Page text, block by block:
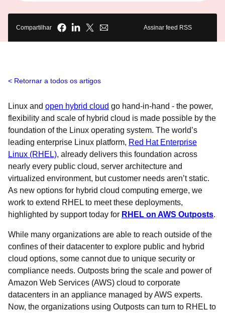
Compartilhar Assinar feed RSS
Retornar a todos os artigos
Linux and open hybrid cloud go hand-in-hand - the power,
flexibility and scale of hybrid cloud is made possible by the
foundation of the Linux operating system. The world’s
leading enterprise Linux platform, Red Hat Enterprise
Linux (RHEL), already delivers this foundation across
nearly every public cloud, server architecture and
virtualized environment, but customer needs aren’t static.
As new options for hybrid cloud computing emerge, we
work to extend RHEL to meet these deployments,
highlighted by support today for RHEL on AWS Outposts.
While many organizations are able to reach outside of the
confines of their datacenter to explore public and hybrid
cloud options, some cannot due to unique security or
compliance needs. Outposts bring the scale and power of
Amazon Web Services (AWS) cloud to corporate
datacenters in an appliance managed by AWS experts.
Now, the organizations using Outposts can turn to RHEL to